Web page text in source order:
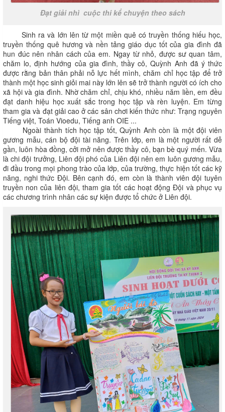
Đạt giải nhì cuộc thi kể chuyện theo sách
Sinh ra và lớn lên từ một miền quê có truyền thống hiếu học,
truyền thống quê hương và nền tảng giáo dục tốt của gia đình đã
hun đúc nên nhân cách của em. Ngay từ nhỏ, được sư quan tâm,
chăm lo, định hướng của gia đình, thầy cô, Quỳnh Anh đã ý thức
được rằng bản thân phải nỗ lực hết mình, chăm chỉ học tập để trở
thành một học sinh giỏi mai này lớn lên sẽ trở thành người có ích cho
xã hội và gia đình. Nhờ chăm chỉ, chịu khó, nhiều năm liền, em đều
đạt danh hiệu học xuất sắc trong học tập và rèn luyện. Em từng
tham gia và đạt giải cao ở các sân chơi kiến thức như: Trạng nguyên
Tiếng việt, Toán Vioedu, Tiếng anh OIE ...
Ngoài thành tích học tập tốt, Quỳnh Anh còn là một đội viên
gương mẫu, cán bộ đội tài năng. Trên lớp, em là một người rất dễ
gần, luôn hòa đồng, cởi mở nên được thầy cô, bạn bè quý mến. Vừa
là chi đội trưởng, Liên đội phó của Liên đội nên em luôn gương mẫu,
đi đầu trong mọi phong trào của lớp, của trường, thực hiện tốt các kỹ
năng, nghi thức Đội. Bên cạnh đó, em còn là thành viên đội tuyên
truyền non của liên đội, tham gia tốt các hoạt động Đội và phục vụ
các chương trình nhân các sự kiện được tổ chức ở Liên đội.